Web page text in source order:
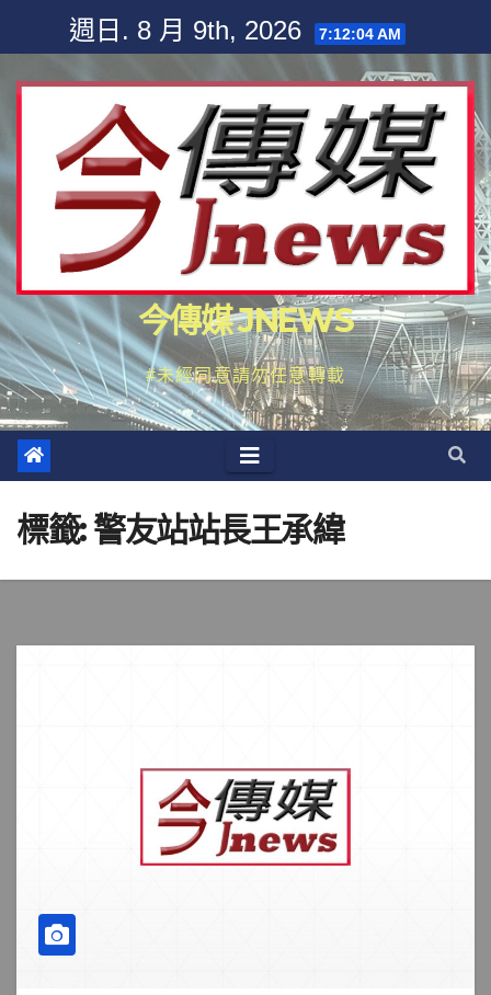
content
週日. 8 月 9th, 2026 7:12:04 AM
今傳媒 JNEWS
#未經同意請勿任意轉載
標籤:警友站站長王承緯